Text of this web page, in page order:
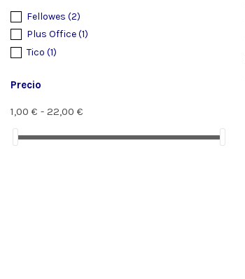
Fellowes (2)
Plus Office(1)
Tico (1)
Precio
1,00 € - 22,00 €